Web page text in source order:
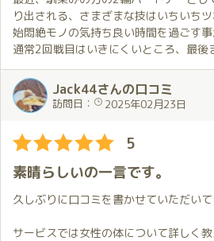
り出される、さまざまな技はいちいち
始悶絶モノの気持ち良い時間を過ごす
通常2回戦目はいきにくいところ、最後
達した時には何かを成し遂げた様な感
れない体験をさせてもらい大満足でした
Jack44さんの口コミ
訪問日： 2025年02月23日
5
素晴らしいの一言です。
久しぶりに口コミを書かせていただいて
サービスでは女性の体について詳しく